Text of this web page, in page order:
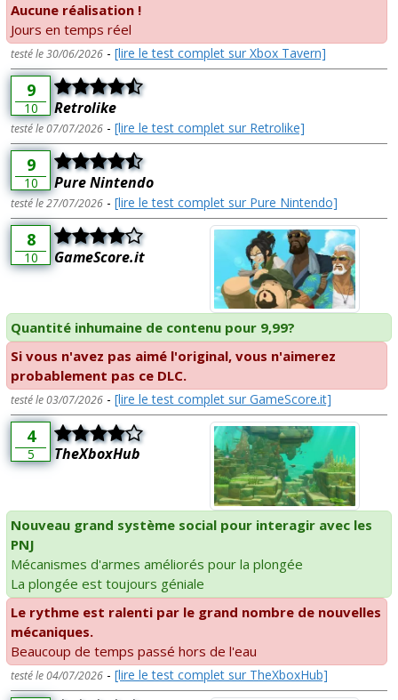
Aucune réalisation !
Jours en temps réel
testé le 30/06/2026 - [lire le test complet sur Xbox Tavern]
9
10 Retrolike
testé le 07/07/2026 - [lire le test complet sur Retrolike]
9
10 Pure Nintendo
testé le 27/07/2026 - [lire le test complet sur Pure Nintendo]
8
10 GameScore.it
Quantité inhumaine de contenu pour 9,99?
Si vous n'avez pas aimé l'original, vous n'aimerez
probablement pas ce DLC.
testé le 03/07/2026 - [lire le test complet sur GameScore.it]
4
5 TheXboxHub
Nouveau grand système social pour interagir avec les
PNJ
Mécanismes d'armes améliorés pour la plongée
La plongée est toujours géniale
Le rythme est ralenti par le grand nombre de nouvelles
mécaniques.
Beaucoup de temps passé hors de l'eau
testé le 04/07/2026 - [lire le test complet sur TheXboxHub]